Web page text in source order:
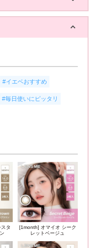
#イエベおすすめ
#毎日使いにピッタリ
タ
[1month] オマイオ シーク
レットベージュ